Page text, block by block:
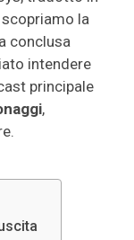
scopriamo la
conclusa
intendere
principale
,